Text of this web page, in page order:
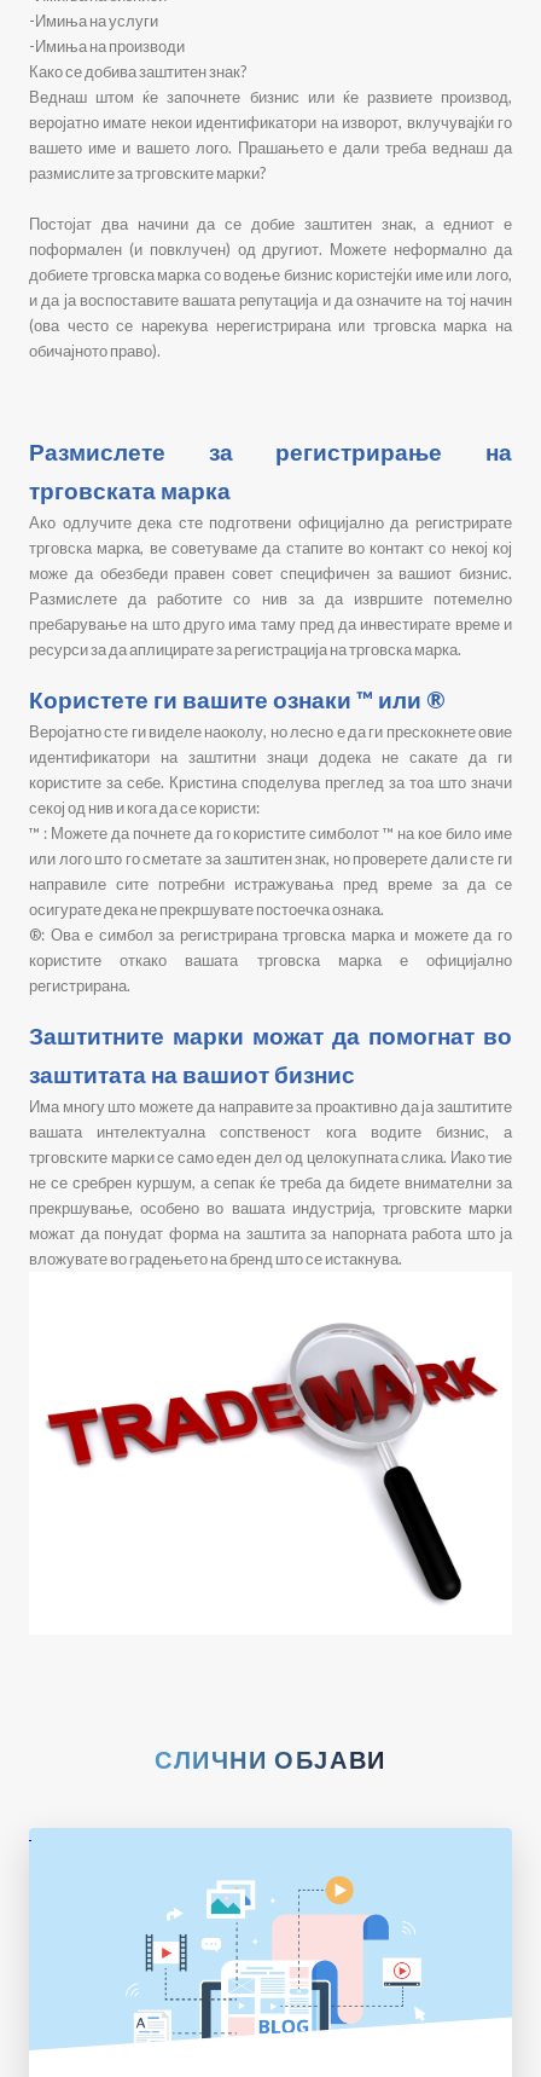
-Имиња на услуги
-Имиња на производи
Како се добива заштитен знак?
Веднаш штом ќе започнете бизнис или ќе развиете производ,
веројатно имате некои идентификатори на изворот, вклучувајќи го
вашето име и вашето лого. Прашањето е дали треба веднаш да
размислите за трговските марки?
Постојат два начини да се добие заштитен знак, а едниот е
поформален (и повклучен) од другиот. Можете неформално да
добиете трговска марка со водење бизнис користејќи име или лого,
и да ја воспоставите вашата репутација и да означите на тој начин
(ова често се нарекува нерегистрирана или трговска марка на
обичајното право).
Размислете за регистрирање на
трговската марка
Ако одлучите дека сте подготвени официјално да регистрирате
трговска марка, ве советувамеда стапите во контакт со некој кој
може да обезбеди правен совет специфичен за вашиот бизнис.
Размислете да работите со нив за да извршите потемелно
пребарување на што друго има таму пред да инвестирате време и
ресурси за да аплицирате за регистрација на трговска марка.
Користете ги вашите ознаки ™ или ®
Веројатно сте ги виделе наоколу, но лесно е да ги прескокнете овие
идентификатори на заштитни знаци додека не сакате да ги
користите за себе. Кристина споделува преглед за тоа што значи
секој од нив и кога да се користи:
™ : Можете да почнете да го користите симболот ™ на кое било име
или лого што го сметате за заштитен знак, но проверете дали сте ги
направиле сите потребни истражувања пред време за да се
осигурате дека не прекршувате постоечка ознака.
®: Ова е симбол за регистрирана трговска марка и можете да го
користите откако вашата трговска марка е официјално
регистрирана.
Заштитните марки можат да помогнат во
заштитата на вашиот бизнис
Има многу што можете да направите за проактивно да ја заштитите
вашата интелектуална сопственост кога водите бизнис, а
трговските марки се само еден дел од целокупната слика. Иако тие
не се сребрен куршум, а сепак ќе треба да бидете внимателни за
прекршување, особено во вашата индустрија, трговските марки
можат да понудат форма на заштита за напорната работа што ја
вложувате во градењето на бренд што се истакнува.
СЛИЧНИ ОБЈАВИ